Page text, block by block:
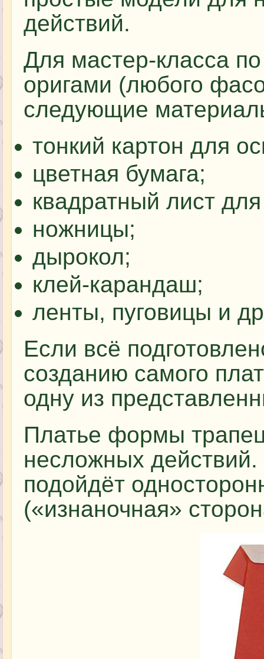
действий.
Для мастер-класса
оригами (любого
следующие
тонкий картон для
цветная бумага;
квадратный лист
ножницы;
дырокол;
клей-карандаш;
ленты, пуговицы и
Если всё
созданию самого
одну из
Платье формы
несложных
подойдёт
(«изнаночная»